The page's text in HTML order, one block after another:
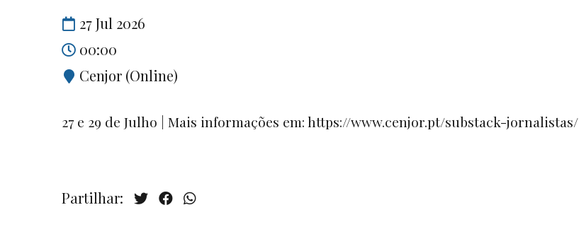
27 Jul 2026
00:00
Cenjor (Online)
27 e 29 de Julho | Mais informações em: https://www.cenjor.pt/substack-jornalistas/
Partilhar: